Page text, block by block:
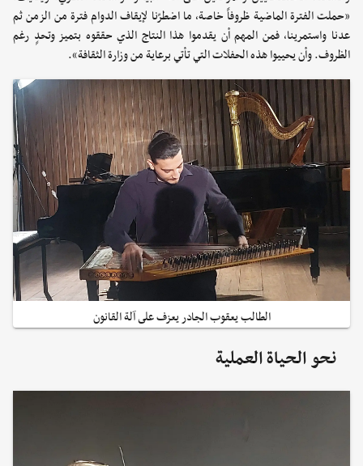
«حملت الفترة الماضية ظروفاً خاصة، ما اضطرّنا لإيقاف الدوام فترة من الزمن ثم
عدنا واستمرينا، فمن المهم أن يقدموا هذا النتاج الذي حققوه بتميز وتحدٍ رغم
الظروف. وأن يحييوا هذه الحفلات التي تأتي برعاية من وزارة الثقافة».
الطالب يعقوب الجادر يعزف على آلة القانون
نحو الحياة العملية